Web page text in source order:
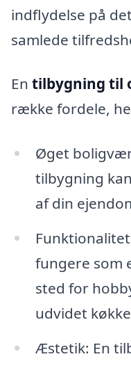
indflydelse på
samlede
En tilbygning til
række fordele,
Øget
tilbygning
af din
fungere som
sted for
udvidet
Æstetik: En